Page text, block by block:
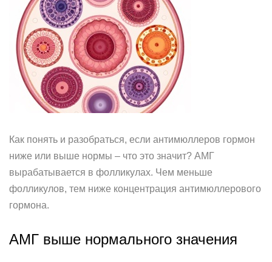
Как понять и разобраться, если антимюллеров гормон
ниже или выше нормы – что это значит? АМГ
вырабатывается в фолликулах. Чем меньше
фолликулов, тем ниже концентрация антимюллерового
гормона.
АМГ выше нормального значения